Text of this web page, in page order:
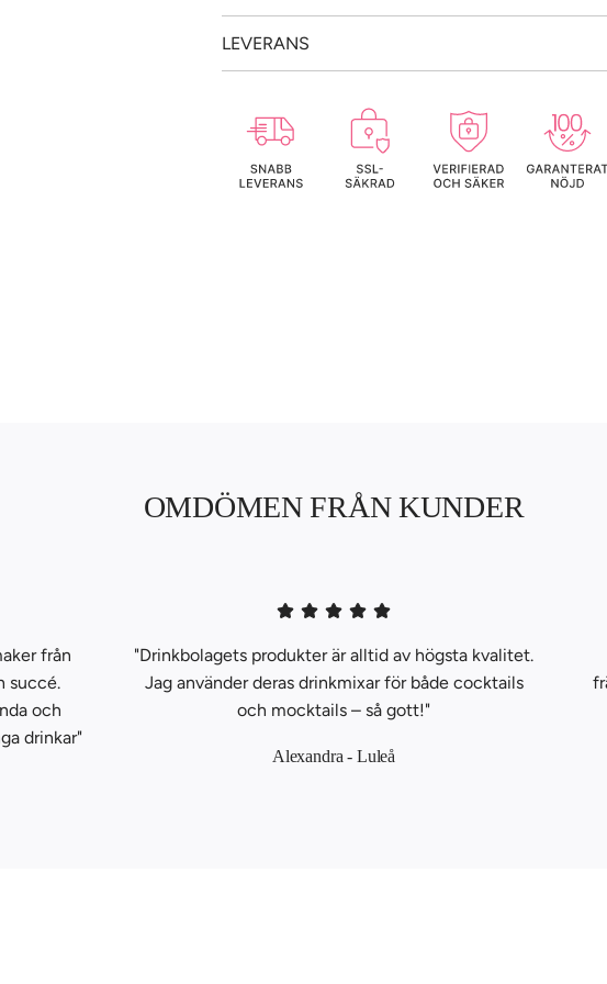
LEVERANS
OMDÖMEN FRÅN KUNDER
från
succé.
och
drinkar"
"Drinkbolagets produkter är alltid av högsta kvalitet.
Jag använder deras drinkmixar för både cocktails
och mocktails – så gott!"
Alexandra - Luleå